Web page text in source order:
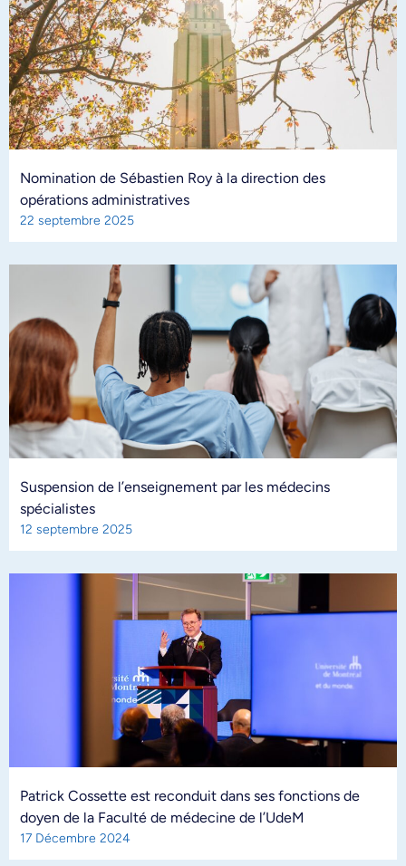
Nomination de Sébastien Roy à la direction des
opérations administratives
22 septembre 2025
Suspension de l’enseignement par les médecins
spécialistes
12 septembre 2025
Patrick Cossette est reconduit dans ses fonctions de
doyen de la Faculté de médecine de l’UdeM
17 Décembre 2024